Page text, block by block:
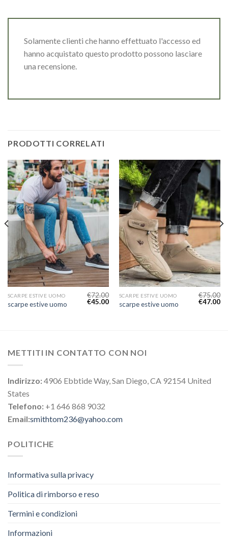
Solamente clienti che hanno effettuato l'accesso ed
hanno acquistato questo prodotto possono lasciare
una recensione.
PRODOTTI CORRELATI
SCARPE ESTIVE UOMO
scarpe estive uomo
€72.00
€45.00
SCARPE ESTIVE UOMO
scarpe estive uomo
€75.00
€47.00
METTITI IN CONTATTO CON NOI
Indirizzo:4906 Ebbtide Way, San Diego, CA 92154 United
States
Telefono: +1 646 868 9032
Email:smithtom236@yahoo.com
POLITICHE
Informativa sulla privacy
Politica di rimborso e reso
Termini e condizioni
Informazioni